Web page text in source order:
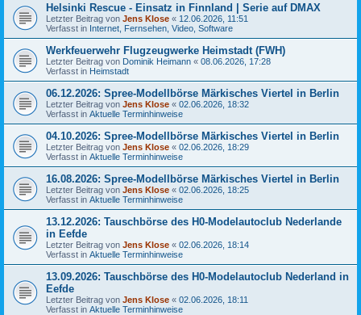
Helsinki Rescue - Einsatz in Finnland | Serie auf DMAX
Letzter Beitrag von Jens Klose « 12.06.2026, 11:51
Verfasst in Internet, Fernsehen, Video, Software
Werkfeuerwehr Flugzeugwerke Heimstadt (FWH)
Letzter Beitrag von Dominik Heimann « 08.06.2026, 17:28
Verfasst in Heimstadt
06.12.2026: Spree-Modellbörse Märkisches Viertel in Berlin
Letzter Beitrag von Jens Klose « 02.06.2026, 18:32
Verfasst in Aktuelle Terminhinweise
04.10.2026: Spree-Modellbörse Märkisches Viertel in Berlin
Letzter Beitrag von Jens Klose « 02.06.2026, 18:29
Verfasst in Aktuelle Terminhinweise
16.08.2026: Spree-Modellbörse Märkisches Viertel in Berlin
Letzter Beitrag von Jens Klose « 02.06.2026, 18:25
Verfasst in Aktuelle Terminhinweise
13.12.2026: Tauschbörse des H0-Modelautoclub Nederlande
in Eefde
Letzter Beitrag von Jens Klose « 02.06.2026, 18:14
Verfasst in Aktuelle Terminhinweise
13.09.2026: Tauschbörse des H0-Modelautoclub Nederland in
Eefde
Letzter Beitrag von Jens Klose « 02.06.2026, 18:11
Verfasst in Aktuelle Terminhinweise